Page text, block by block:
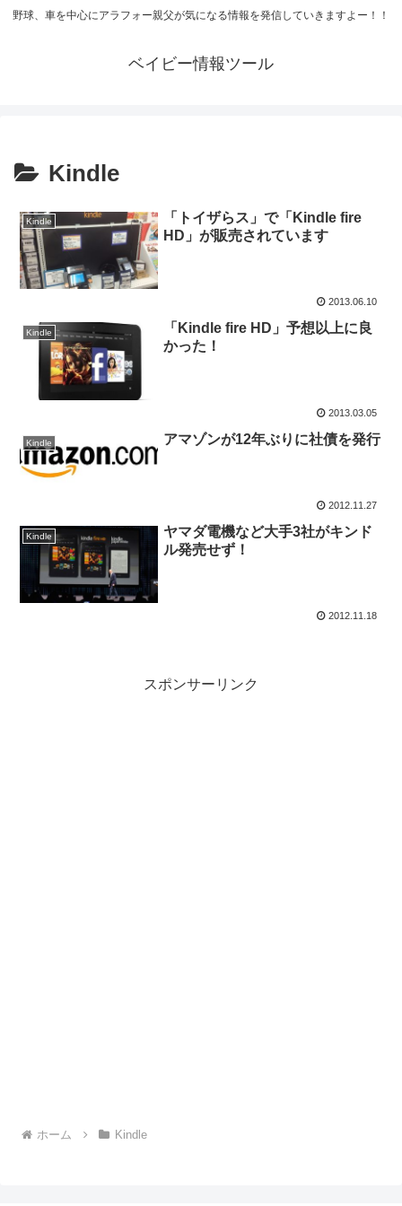
野球、車を中心にアラフォー親父が気になる情報を発信していきますよー！！
ベイビー情報ツール
Kindle
Kindle
「トイザらス」で「Kindle fire
HD」が販売されています
2013.06.10
Kindle
「Kindle fire HD」予想以上に良
かった！
2013.03.05
Kindle アマゾンが12年ぶりに社債を発行
2012.11.27
Kindle
ヤマダ電機など大手3社がキンド
ル発売せず！
2012.11.18
スポンサーリンク
ホーム Kindle